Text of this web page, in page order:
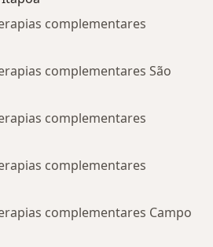
complementares
complementares São
complementares
complementares
complementares Campo